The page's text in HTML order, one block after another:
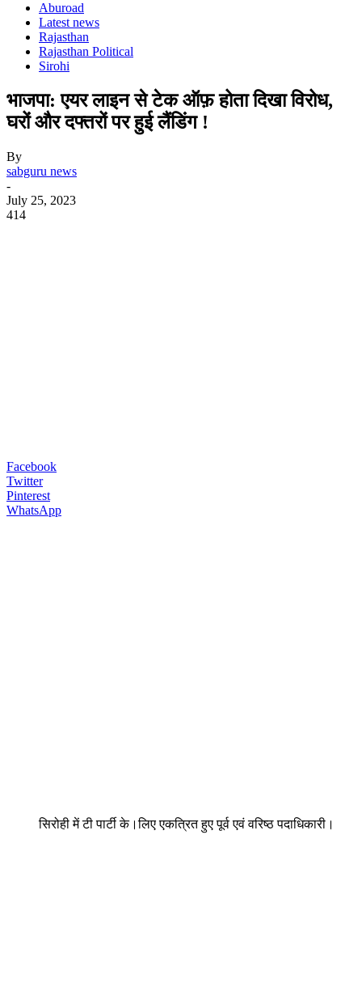
Aburoad
Latest news
Rajasthan
Rajasthan Political
Sirohi
भाजपा: एयर लाइन से टेक ऑफ़ होता दिखा विरोध,
घरों और दफ्तरों पर हुई लैंडिंग !
By
sabguru news
-
July 25, 2023
414
Facebook
Twitter
Pinterest
WhatsApp
सिरोही में टी पार्टी के।लिए एकत्रित हुए पूर्व एवं वरिष्ठ पदाधिकारी।